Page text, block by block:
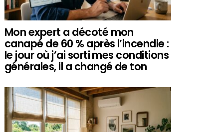
Mon expert a décoté mon
canapé de 60 % après l’incendie :
le jour où j’ai sorti mes conditions
générales, il a changé de ton